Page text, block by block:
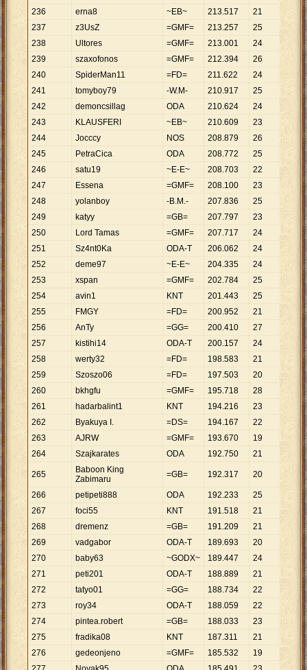
236
erna8 ~EB~ 213.517 21
237
z3UsZ =GMF= 213.257 25
238
Ultores =GMF= 213.001 24 8
875
239
szaxofonos =GMF= 212.394 26
169
240
SpiderMan11 =FD= 211.622 24 8.
818
241
tomyboy79 -W.M- 210.917 25 8
437
242
demoncsillag ODA 210.624 24
776
243
KLAUSFERI ~EB~ 210.609 23 . 157
244
Jocccy NOS 208.879 26
034
245
PetraCica ODA 208.772 25
351
246
satu19 ~E-E~ 208.703 22
487
247
Essena =GMF= 208.100 23
048
248
yolanboy -B.M.- 207.836 25
313
249
katyy =GB= 207.797 23
035
250
Lord Tamas =GMF= 207.717 24
655
251
Sz4nt0Ka ODA-T 206.062 24 8
586
252
deme97 ~E-E~ 204.335 24
514
253
xspan =GMF= 202.784 25 8.
111
254
avin1 KNT 201.443 25 8
058
255
FMGY =FD= 200.952 21
569
256
AnTy =GG= 200.410 27 . 423
257
kistihi14 ODA-T 200.157 24
258
werty32 =FD= 198.583 21 . 456
259
Szoszo06 =FD= 197.503 20 9
875
260
bkhgfu =GMF= 195.718 28
990
261
hadarbalint1 KNT 194.216 23
444
262
Byakuya I. =DS= 194.167 22
263
AJRW =GMF= 193.670 19
264
Szajkarates ODA 192.750 21 9 179
265
Baboon King
Zabimaru
=GB= 192.317 20 616
266 petipeti888 ODA 192.233 25 . 689
267
foci55 KNT 191.518 21 9
268
dremenz =GB= 191.209 21 9
105
269
vadgabor ODA-T 189.693 20
485
270
baby63 ~GODX~ 189.447 24 7.
894
271
peti201 ODA-T 188.889 21 8
995
272
tatyo01 =GG= 188.734 22
579
273
roy34 ODA-T 188.059 22
548
274
pintea.robert =GB= 188.033 23
175
275
fradika08 KNT 187.311 21 8
920
276
gedeonjeno =GMF= 185.532 19
765